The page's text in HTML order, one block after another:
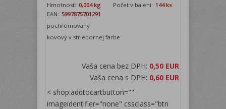
Hmotnosť: 0,004 kg Počet v balení: 144 ks
EAN: 5997875701291
pochrómovaný
kovový v striebornej farbe
Vaša cena bez DPH: 0,50 EUR
Vaša cena s DPH: 0,60 EUR
< shop:addtocartbutton=""
imageidentifier="none" cssclass="btn